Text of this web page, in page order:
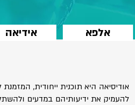
אודיסיאה היא תוכנית ייחודית,
להעמיק את ידיעותיהם במדעים
אלפא אידיאה